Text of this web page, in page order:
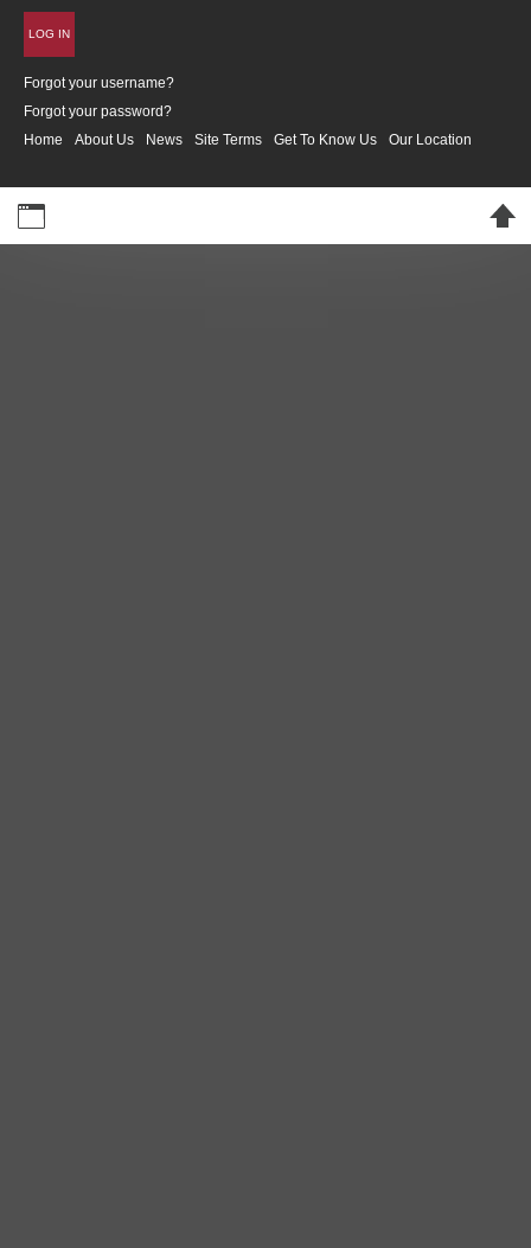
LOG IN
Forgot your username?
Forgot your password?
Home
About Us News Site Terms Get To Know Us Our Location